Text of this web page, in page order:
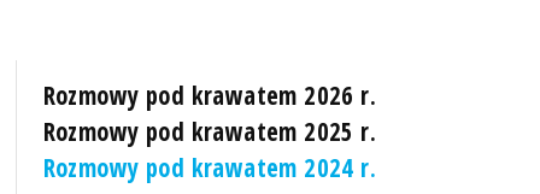
Rozmowy pod krawatem 2026 r.
Rozmowy pod krawatem 2025 r.
Rozmowy pod krawatem 2024 r.